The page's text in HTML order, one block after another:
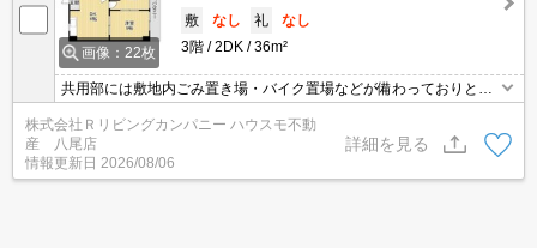
画像：22枚
敷
なし 礼
なし
3階
2DK 36m²
共用部には敷地内ごみ置き場・バイク置場などが備わっておりとて
も充実しています。室内設備はBS･CS・照明付き・CATVなど大変
充実しております。こちらはマンションタイプになります。近隣に
パーキングがあり、遠くに車を停めなくても大丈夫です。予定外の
事態が起こりがちな新居選び、入居日などもぜひ一度ご相談くださ
い。
株式会社Ｒリビングカンパニー ハウスモ不動
産 八尾店
情報更新日 2026/08/06
詳細を見る